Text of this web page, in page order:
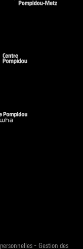
- Gestion des